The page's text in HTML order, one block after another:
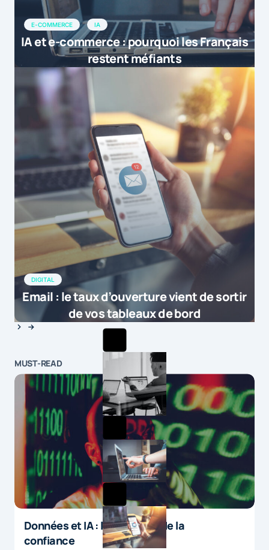
E-COMMERCE IA
IA et e-commerce : pourquoi les Français
restent méfiants
DIGITAL
Email : le taux d’ouverture vient de sortir
de vos tableaux de bord
MUST-READ
Données et IA : le paradoxe de la
confiance